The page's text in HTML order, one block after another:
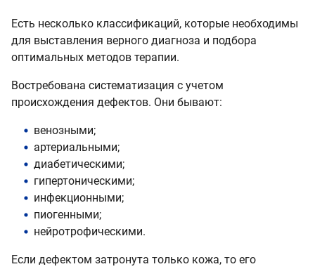
Есть несколько классификаций, которые необходимы
для выставления верного диагноза и подбора
оптимальных методов терапии.
Востребована систематизация с учетом
происхождения дефектов. Они бывают:
венозными;
артериальными;
диабетическими;
гипертоническими;
инфекционными;
пиогенными;
нейротрофическими.
Если дефектом затронута только кожа, то его